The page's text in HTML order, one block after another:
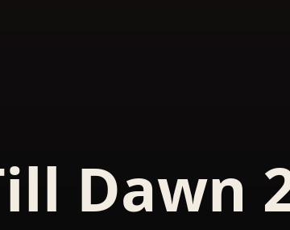
Dawn